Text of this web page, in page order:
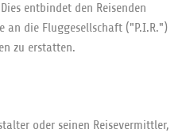
entbindet den Reisenden
an die Fluggesellschaft ("P.I.R.")
zu erstatten.
oder seinen Reisevermittler,